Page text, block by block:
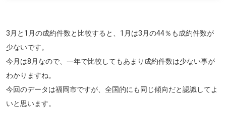
3月と1月の成約件数と比較すると、1月は3月の44％も成約件数が
少ないです。
今月は8月なので、一年で比較してもあまり成約件数は少ない事が
わかりますね。
今回のデータは福岡市ですが、全国的にも同じ傾向だと認識してよ
いと思います。